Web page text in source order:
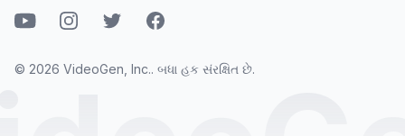
યુટ્યુબ ઇન્સ્ટાગ્રામ
ટ્વિટર ફેસબુક
© 2026 VideoGen, Inc.. બધા હક સંરક્ષિત છે.